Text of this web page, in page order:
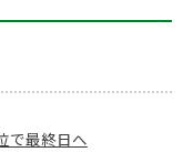
で最終日へ